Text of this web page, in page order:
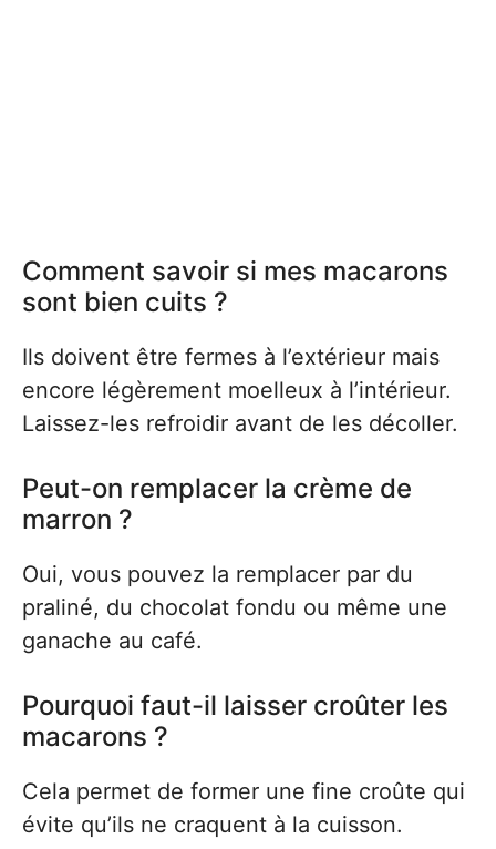
Comment savoir si mes macarons
sont bien cuits ?
Ils doivent être fermes à l’extérieur mais
encore légèrement moelleux à l’intérieur.
Laissez-les refroidir avant de les décoller.
Peut-on remplacer la crème de
marron ?
Oui, vous pouvez la remplacer par du
praliné, du chocolat fondu ou même une
ganache au café.
Pourquoi faut-il laisser croûter les
macarons ?
Cela permet de former une fine croûte qui
évite qu’ils ne craquent à la cuisson.